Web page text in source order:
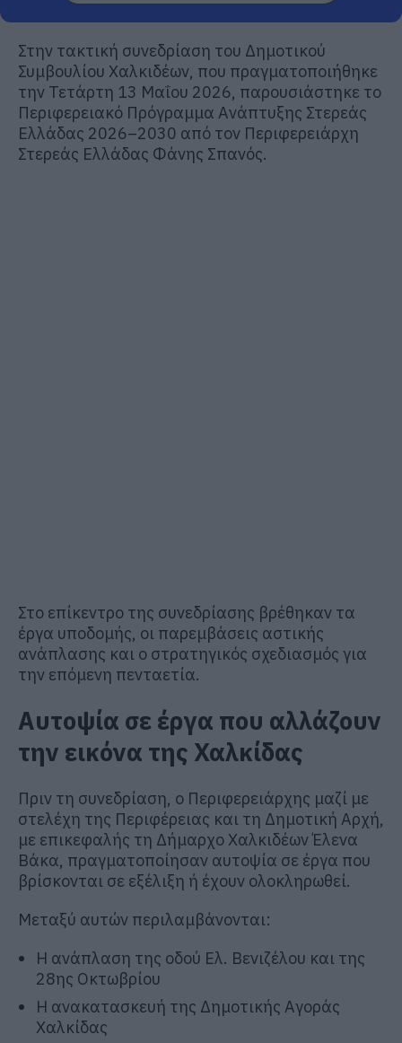
Στην τακτική συνεδρίαση του Δημοτικού
Συμβουλίου Χαλκιδέων, που πραγματοποιήθηκε
την Τετάρτη 13 Μαΐου 2026, παρουσιάστηκε το
Περιφερειακό Πρόγραμμα Ανάπτυξης Στερεάς
Ελλάδας 2026–2030 από τον Περιφερειάρχη
Στερεάς Ελλάδας Φάνης Σπανός.
Στο επίκεντρο της συνεδρίασης βρέθηκαν τα
έργα υποδομής, οι παρεμβάσεις αστικής
ανάπλασης και ο στρατηγικός σχεδιασμός για
την επόμενη πενταετία.
Αυτοψία σε έργα που αλλάζουν
την εικόνα της Χαλκίδας
Πριν τη συνεδρίαση, ο Περιφερειάρχης μαζί με
στελέχη της Περιφέρειας και τη Δημοτική Αρχή,
με επικεφαλής τη Δήμαρχο ΧαλκιδέωνΈλενα
Βάκα, πραγματοποίησαν αυτοψία σε έργα που
βρίσκονται σε εξέλιξη ή έχουν ολοκληρωθεί.
Μεταξύ αυτών περιλαμβάνονται:
Η ανάπλαση της οδού Ελ. Βενιζέλου και της
28ης Οκτωβρίου
Η ανακατασκευή της Δημοτικής Αγοράς
Χαλκίδας